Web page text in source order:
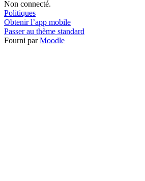
Non connecté.
Politiques
Obtenir l’app mobile
Passer au thème standard
Fourni parMoodle